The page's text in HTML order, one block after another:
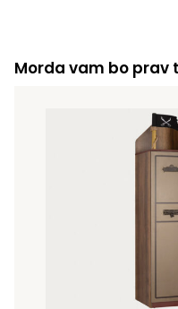
Morda vam bo prav